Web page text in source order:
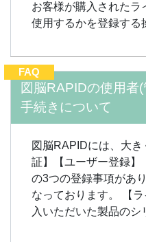
お客様が購入されたラ
使用するかを登録す
FAQ
図脳RAPIDの使用者
手続きについて
図脳RAPIDには、大
証】【ユーザー登録】
の3つの登録事項があ
なっております。 【
入いただいた製品の